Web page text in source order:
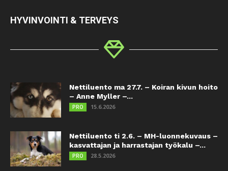
HYVINVOINTI & TERVEYS
Nettiluento ma 27.7. – Koiran kivun hoito
– Anne Myller –...
PRO 15.6.2026
Nettiluento ti 2.6. – MH-luonnekuvaus –
kasvattajan ja harrastajan työkalu –...
PRO 28.5.2026